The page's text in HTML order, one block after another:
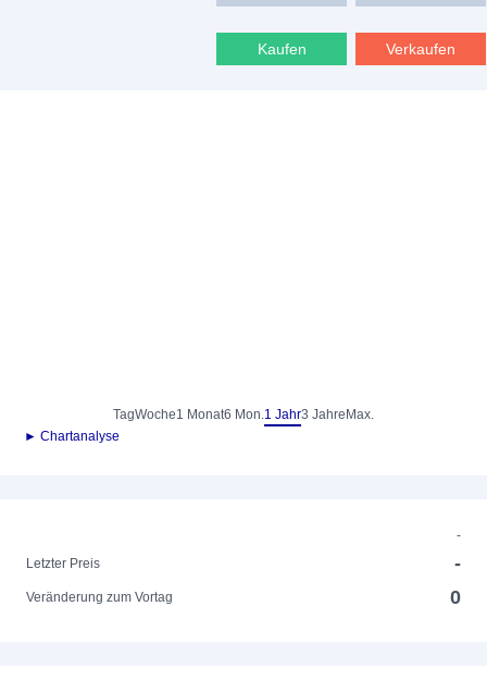
Kaufen Verkaufen
TagWoche1 Monat6 Mon.1 Jahr3 Jahre Max.
► Chartanalyse
-
Letzter Preis
-
Veränderung zum Vortag 0